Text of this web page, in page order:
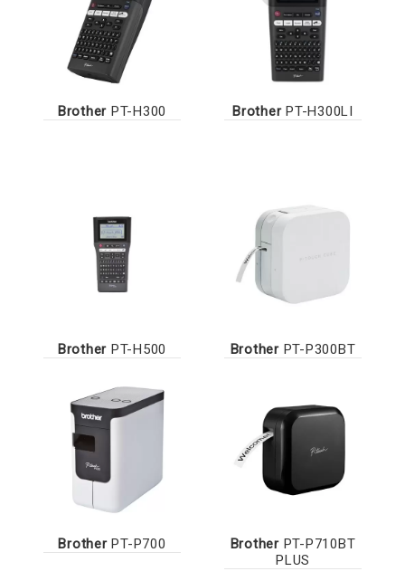
Brother PT-H300 BrotherPT-H300LI
Brother PT-H500 BrotherPT-P300BT
BrotherPT-P700 BrotherPT-P710BT
PLUS